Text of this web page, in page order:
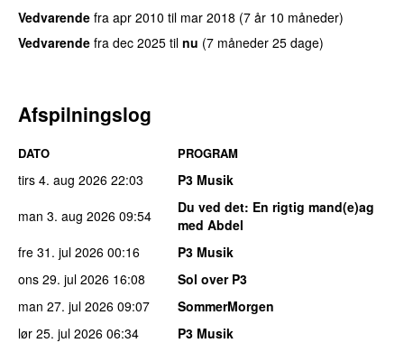
Vedvarende fra apr 2010 til mar 2018 (7 år 10 måneder)
Vedvarende fra dec 2025 til nu (7 måneder 25 dage)
Afspilningslog
DATO PROGRAM
tirs 4. aug 2026 22:03
P3 Musik
man 3. aug 2026 09:54 Du ved det: En rigtig mand(e)ag
med Abdel
fre 31. jul 2026 00:16
P3 Musik
ons 29. jul 2026 16:08
Sol over P3
man 27. jul 2026 09:07
SommerMorgen
lør 25. jul 2026 06:34
P3 Musik